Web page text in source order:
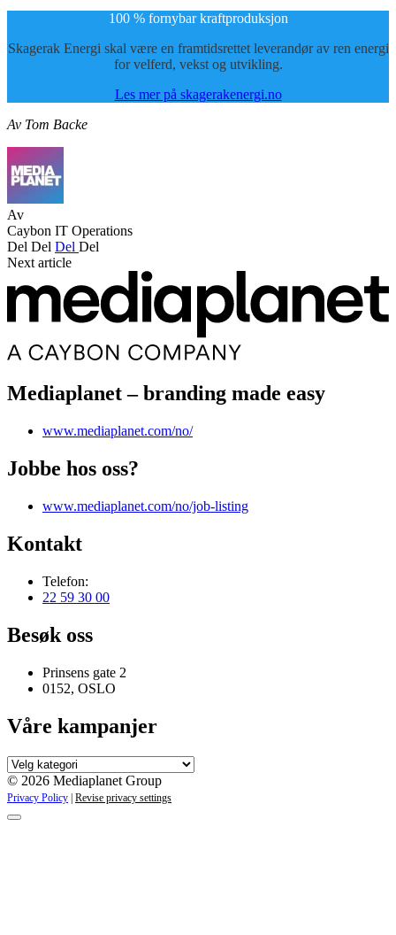
100 % fornybar kraftproduksjon
Skagerak Energi skal være en framtidsrettet leverandør av ren energi
for velferd, vekst og utvikling.
Les mer på skagerakenergi.no
Av Tom Backe
Av
Caybon IT Operations
Del Del Del Del
Next article
Mediaplanet – branding made easy
www.mediaplanet.com/no/
Jobbe hos oss?
www.mediaplanet.com/no/job-listing
Kontakt
Telefon:
22 59 30 00
Besøk oss
Prinsens gate 2
0152, OSLO
Våre kampanjer
Våre
kampanjer
© 2026 Mediaplanet Group
Privacy Policy | Revise privacy settings